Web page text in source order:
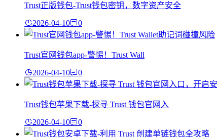
Trust正版钱包-Trust钱包密钥，数字资产安全
2026-04-10 0
Trust官网钱包app-警惕！Trust Wall
2026-04-10 0
Trust钱包苹果下载-探寻 Trust 钱包官网入
2026-04-10 0